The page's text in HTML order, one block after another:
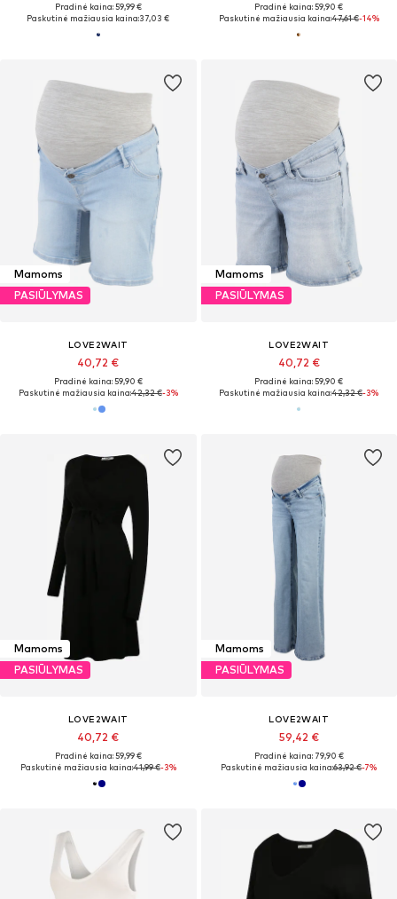
Pradinė kaina: 59,99 €
Paskutinė mažiausia kaina:37,03 €
Pradinė kaina: 59,90 €
Paskutinė mažiausia kaina:47,61 €-14%
Mamoms
PASIŪLYMAS
LOVE2WAIT
40,72 €
Pradinė kaina: 59,90 €
Paskutinė mažiausia kaina:42,32 €-3%
Mamoms
PASIŪLYMAS
LOVE2WAIT
40,72 €
Pradinė kaina: 59,90 €
Paskutinė mažiausia kaina:42,32 €-3%
Mamoms
PASIŪLYMAS
LOVE2WAIT
40,72 €
Pradinė kaina: 59,99 €
Paskutinė mažiausia kaina:41,99 €-3%
Mamoms
PASIŪLYMAS
LOVE2WAIT
59,42 €
Pradinė kaina: 79,90 €
Paskutinė mažiausia kaina:63,92 €-7%